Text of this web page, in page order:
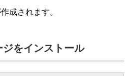
成されます。
をインストール